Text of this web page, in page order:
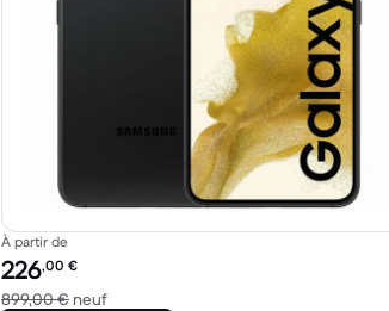
À partir de
Prix reconditionné :
226,00 €
899,00 € neufcontre 899,00 € neuf